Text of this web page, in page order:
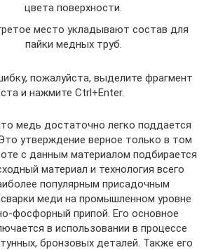
цвета поверхности.
место укладывают состав для
пайки медных труб.
пожалуйста, выделите фрагмент
и нажмите Ctrl+Enter.
медь достаточно легко поддается
утверждение верное только в том
с данным материалом подбирается
материал и технология всего
популярным присадочным
меди на промышленном уровне
фосфорный припой. Его основное
в использовании в процессе
бронзовых деталей. Также его